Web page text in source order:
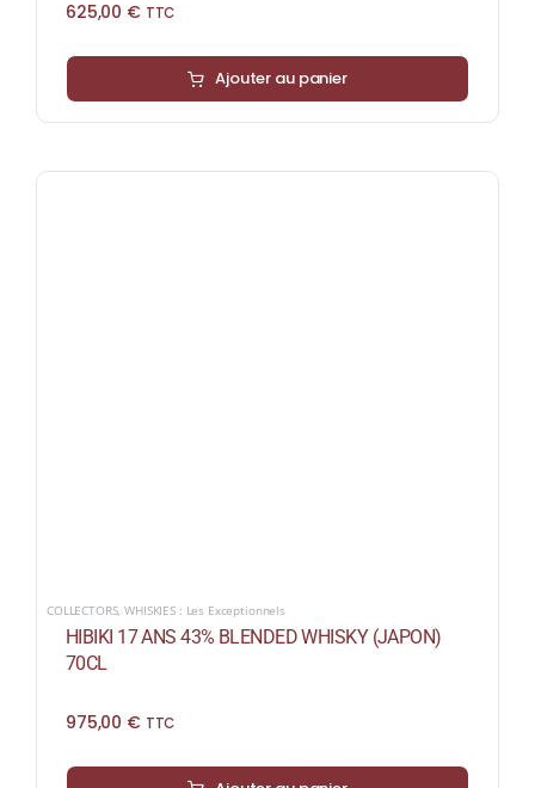
625,00 € TTC
Ajouter au panier
COLLECTORS,WHISKIES : Les Exceptionnels
HIBIKI 17 ANS 43% BLENDED WHISKY (JAPON)
70CL
975,00 € TTC